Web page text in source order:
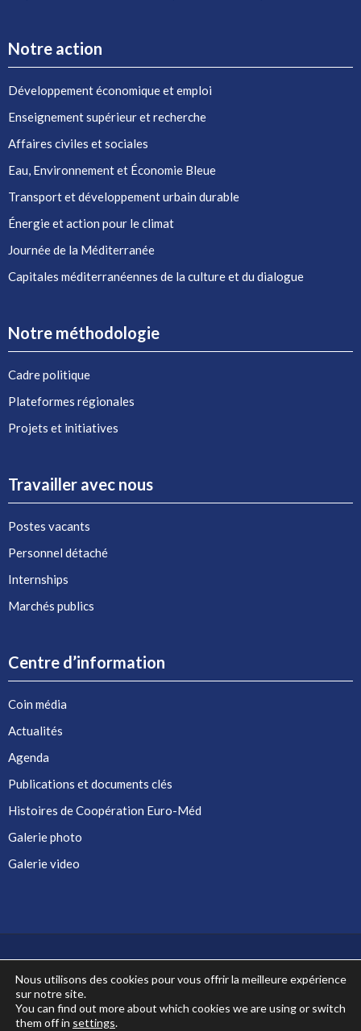
Notre action
Développement économique et emploi
Enseignement supérieur et recherche
Affaires civiles et sociales
Eau, Environnement et Économie Bleue
Transport et développement urbain durable
Énergie et action pour le climat
Journée de la Méditerranée
Capitales méditerranéennes de la culture et du dialogue
Notre méthodologie
Cadre politique
Plateformes régionales
Projets et initiatives
Travailler avec nous
Postes vacants
Personnel détaché
Internships
Marchés publics
Centre d’information
Coin média
Actualités
Agenda
Publications et documents clés
Histoires de Coopération Euro-Méd
Galerie photo
Galerie video
Co-financé par l'Union européenne
Nous utilisons des cookies pour vous offrir la meilleure expérience
sur notre site.
You can find out more about which cookies we are using or switch
them off in settings.